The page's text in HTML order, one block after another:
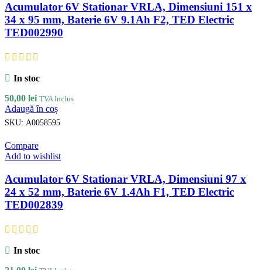
Acumulator 6V Stationar VRLA, Dimensiuni 151 x
34 x 95 mm, Baterie 6V 9.1Ah F2, TED Electric
TED002990
In stoc
50,00 lei TVA Inclus
Adaugă în coș
SKU: A0058595
Compare
Add to wishlist
Acumulator 6V Stationar VRLA, Dimensiuni 97 x
24 x 52 mm, Baterie 6V 1.4Ah F1, TED Electric
TED002839
In stoc